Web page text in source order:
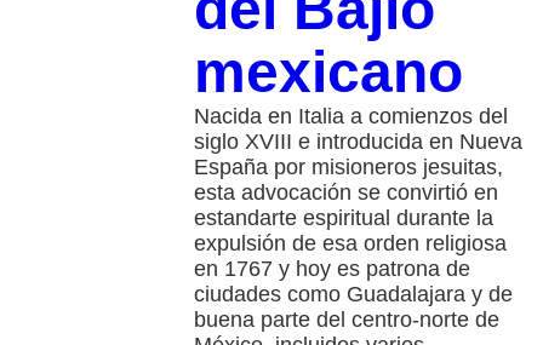
mexicano
Nacida en Italia a comienzos del
siglo XVIII e introducida en Nueva
España por misioneros jesuitas,
esta advocación se convirtió en
estandarte espiritual durante la
expulsión de esa orden religiosa
en 1767 y hoy es patrona de
ciudades como Guadalajara y de
buena parte del centro-norte de